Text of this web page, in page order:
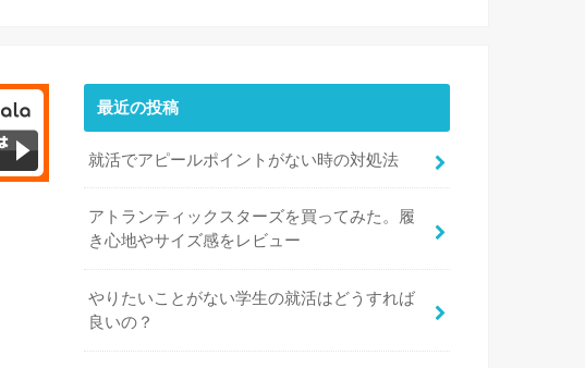
最近の投稿
就活でアピールポイントがない時の対処法
アトランティックスターズを買ってみた。履
き心地やサイズ感をレビュー
やりたいことがない学生の就活はどうすれば
良いの？